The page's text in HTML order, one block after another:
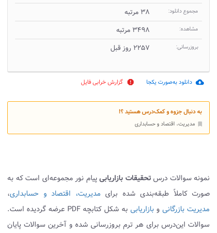
مجموع دانلود: ۳۸ مرتبه
مشاهده: ۳۴۹۸ مرتبه
بروزرسانی: ۲۲۵۷ روز قبل
cloud_download دانلود به‌صورت یکجا report گزارش خرابی فایل
به دنبال جزوه و کمک‌درس هستید ؟!
مدیریت، اقتصاد و حسابداری
نمونه سوالات درستحقیقات بازاریابی پیام نور مجموعه‌ای است که به
صورت کاملاً طبقه‌بندی شده برای مدیریت، اقتصاد و حسابداری،
مدیریت بازرگانی و بازاریابی
به شکل کتابچه PDF عرضه گردیده است.
سوالات این‌درس برای هر ترم بروزرسانی شده و آخرین سوالات پایان